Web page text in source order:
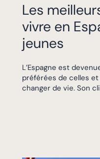
Les
vivre en
jeunes
L’Espagne est
préférées de celles
changer de vie. Son